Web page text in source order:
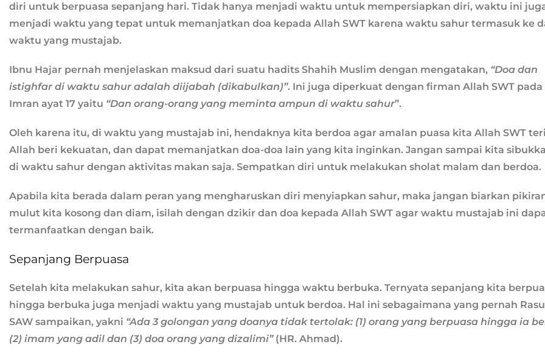
diri untuk berpuasa sepanjang hari. Tidak hanya menjadi waktu untuk mempersiapkan diri, waktu ini
menjadi waktu yang tepat untuk memanjatkan doa kepada Allah SWT karena waktu sahur termasuk ke
waktu yang mustajab.
Ibnu Hajar pernah menjelaskan maksud dari suatu hadits Shahih Muslim dengan mengatakan, “Doa dan
istighfar di waktu sahur adalah diijabah (dikabulkan)”. Ini juga diperkuat dengan firman Allah SWT pada
Imran ayat 17 yaitu “Dan orang-orang yang meminta ampun di waktu sahur”.
Oleh karena itu, di waktu yang mustajab ini, hendaknya kita berdoa agar amalan puasa kita Allah SWT
Allah beri kekuatan, dan dapat memanjatkan doa-doa lain yang kita inginkan. Jangan sampai kita
di waktu sahur dengan aktivitas makan saja. Sempatkan diri untuk melakukan sholat malam dan berdoa.
Apabila kita berada dalam peran yang mengharuskan diri menyiapkan sahur, maka jangan biarkan
mulut kita kosong dan diam, isilah dengan dzikir dan doa kepada Allah SWT agar waktu mustajab ini
termanfaatkan dengan baik.
Sepanjang Berpuasa
Setelah kita melakukan sahur, kita akan berpuasa hingga waktu berbuka. Ternyata sepanjang kita
hingga berbuka juga menjadi waktu yang mustajab untuk berdoa. Hal ini sebagaimana yang pernah
SAW sampaikan, yakni “Ada 3 golongan yang doanya tidak tertolak: (1) orang yang berpuasa hingga ia
(2) imam yang adil dan (3) doa orang yang dizalimi” (HR. Ahmad).